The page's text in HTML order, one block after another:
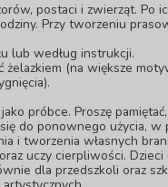
postaci i zwierząt. Po
Przy tworzeniu
lub według instrukcji.
(na większe
próbce. Proszę
do ponownego użycia,
i tworzenia własnych
uczy cierpliwości.
dla przedszkoli oraz